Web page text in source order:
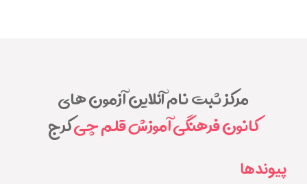
مرکز ثبت نام آنلاین آزمون های
کانون فرهنگی آموزش قلم چیکرج
پیوندها